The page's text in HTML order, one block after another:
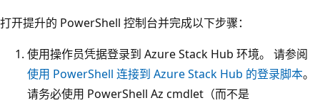
打开提升的 PowerShell 控制台并完成以下步骤：
使用操作员凭据登录到 Azure Stack Hub 环境。 请参阅
使用 PowerShell 连接到 Azure Stack Hub 的登录脚本。
请务必使用 PowerShell Az cmdlet（而不是